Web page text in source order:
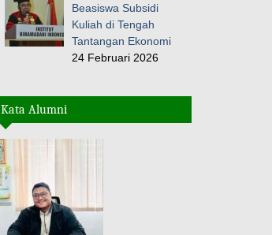
Beasiswa Subsidi
Kuliah di Tengah
Tantangan Ekonomi
24 Februari 2026
Kata Alumni